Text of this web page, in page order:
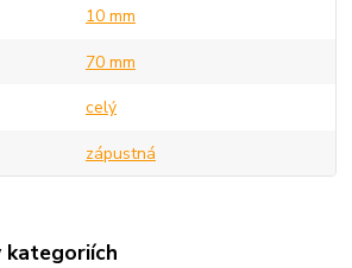
10 mm
70 mm
celý
zápustná
kategoriích